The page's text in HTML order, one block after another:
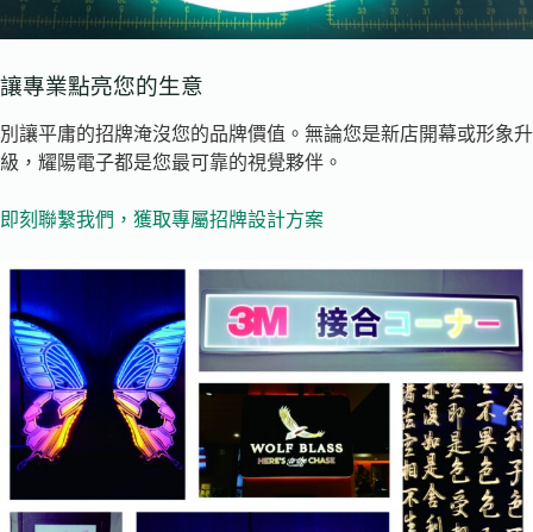
讓專業點亮您的生意
別讓平庸的招牌淹沒您的品牌價值。無論您是新店開幕或形象升
級，耀陽電子都是您最可靠的視覺夥伴。
即刻聯繫我們，獲取專屬招牌設計方案